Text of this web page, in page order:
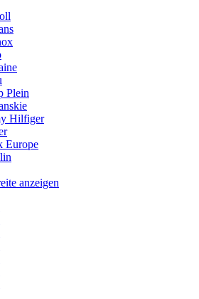
Plein
Hilfiger
Europe
anzeigen